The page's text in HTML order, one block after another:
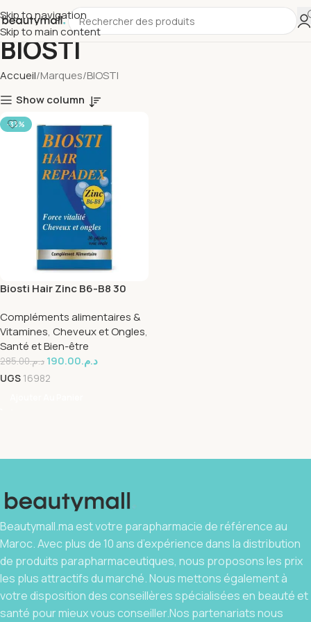
Skip to navigation
Skip to main content
BIOSTI
Accueil Marques BIOSTI
Show column
-33%
Biosti Hair Zinc B6-B8 30
Compléments alimentaires &
Vitamines, Cheveux et Ongles,
Santé et Bien-être
د.م.285.00 د.م.190.00
UGS 16982
Beautymall.ma est votre parapharmacie de référence au
Maroc. Avec plus de 10 ans d’expérience dans la distribution
de produits parapharmaceutiques, nous proposons les prix
les plus attractifs du marché. Nous mettons également à
votre disposition des conseillères spécialisées en beauté et
santé pour mieux vous conseiller.Nos partenariats nous